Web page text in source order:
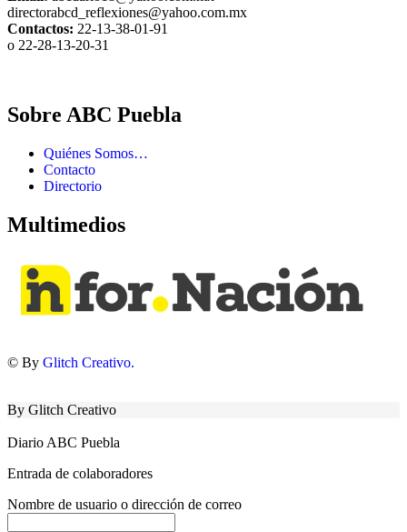
directorabcd_reflexiones@yahoo.com.mx
Contactos: 22-13-38-01-91
o 22-28-13-20-31
Sobre ABC Puebla
Quiénes Somos…
Contacto
Directorio
Multimedios
© By Glitch Creativo.
By Glitch Creativo
Diario ABC Puebla
Entrada de colaboradores
Nombre de usuario o dirección de correo